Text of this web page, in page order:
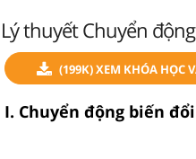
Lý thuyết Chuyển
(199K) XEM KHÓA HỌC
I. Chuyển động biến đổi